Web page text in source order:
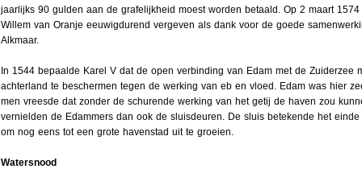
jaarlijks 90 gulden aan de grafelijkheid moest worden betaald. Op 2 maart
Willem van Oranje eeuwigdurend vergeven als dank voor de goede
Alkmaar.
In 1544 bepaalde Karel V dat de open verbinding van Edam met de Zuiderzee
achterland te beschermen tegen de werking van eb en vloed. Edam was hier
men vreesde dat zonder de schurende werking van het getij de haven zou
vernielden de Edammers dan ook de sluisdeuren. De sluis betekende het
om nog eens tot een grote havenstad uit te groeien.
Watersnood